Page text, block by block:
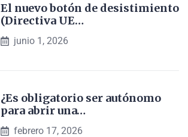
El nuevo botón de desistimiento
(Directiva UE…
junio 1, 2026
¿Es obligatorio ser autónomo
para abrir una…
febrero 17, 2026